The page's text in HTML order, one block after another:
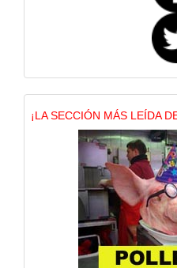
¡LA SECCIÓN MÁS LEÍDA